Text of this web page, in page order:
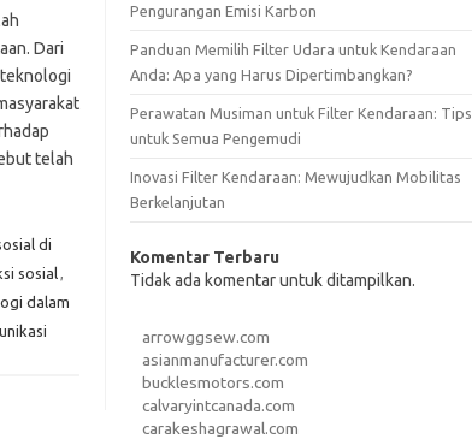
Dari
telah
di
sosial,
dalam
Pengurangan Emisi Karbon
Panduan Memilih Filter Udara untuk Kendaraan
Anda: Apa yang Harus Dipertimbangkan?
Perawatan Musiman untuk Filter Kendaraan: Tips
untuk Semua Pengemudi
Inovasi Filter Kendaraan: Mewujudkan Mobilitas
Berkelanjutan
Komentar Terbaru
Tidak ada komentar untuk ditampilkan.
arrowggsew.com
asianmanufacturer.com
bucklesmotors.com
calvaryintcanada.com
carakeshagrawal.com